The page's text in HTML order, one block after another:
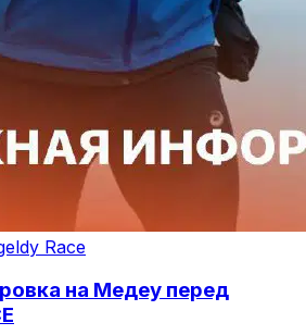
Race
на Медеу перед